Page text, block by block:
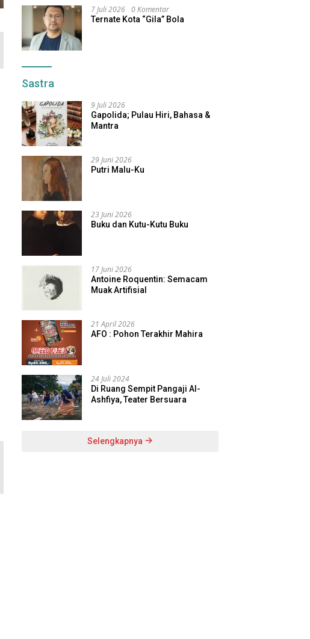
7 Juli 2026 0 Komentar
Ternate Kota “Gila” Bola
Sastra
9 Juli 2026
Gapolida; Pulau Hiri, Bahasa &
Mantra
29 Juni 2026
Putri Malu-Ku
23 Juni 2026
Buku dan Kutu-Kutu Buku
17 Juni 2026
Antoine Roquentin: Semacam
Muak Artifisial
21 April 2026
AFO : Pohon Terakhir Mahira
24 Juli 2024
Di Ruang Sempit Pangaji Al-
Ashfiya, Teater Bersuara
Selengkapnya